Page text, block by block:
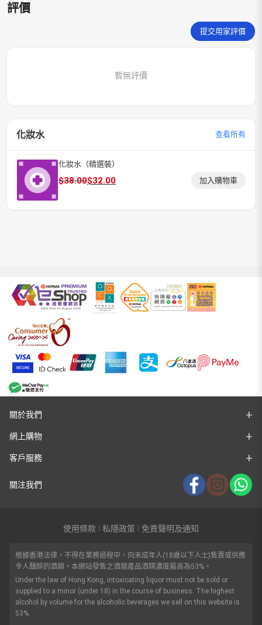
評價
提交用家評價
暫無評價
化妝水 查看所有
化妝水（精選裝）
$38.00
原
$32.00
目
加入購物車
關於我們
網上購物
客戶服務
關注我們
使用條款 私隱政策 免責聲明及通知
根據香港法律，不得在業務過程中，向未成年人(18歲以下人士)售賣或供應
令人醺醉的酒類。本網站發售之酒類產品酒精濃度最高為53%。
Under the law of Hong Kong, intoxicating liquor must not be sold or
supplied to a minor (under 18) in the course of business. The highest
alcohol by volume for the alcoholic beverages we sell on this website is
53%.